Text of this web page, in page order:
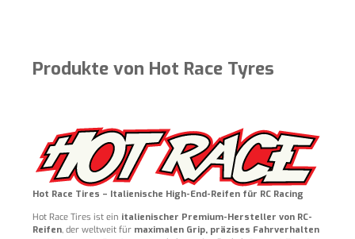
Produkte von Hot Race Tyres
Hot Race Tires – Italienische High-End-Reifen für RC Racing
Hot Race Tires ist ein italienischer Premium-Hersteller von RC-
Reifen, der weltweit für maximalen Grip, präzises Fahrverhalten